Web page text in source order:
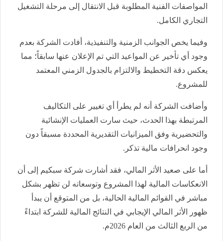
المواصفات الفنية المطلوبة قبل الانتقال إلى مرحلة التشغيل
التجاري الكامل.
وفيما يخص الجوانب الزمنية والتنفيذية، أفادت الشركة بعدم
وجود أي تأخير عن المواعيد التي تم الإعلان عنها سابقاً؛ مما
يعكس دقة التخطيط والالتزام بالجدول الزمني المعتمد
للمشروع.
وأضافت الشركة أنه لم يطرأ أي تغيير على التكاليف
المرتبطة بهذا الحدث، حيث سارت العمليات الإنشائية
والتحضيرية وفق الميزانيات التقديرية المحددة مسبقاً دون
وجود انحرافات مالية تذكر .
أما على صعيد الأثر المالي، فقد أشارت شركة سبكيم إلى أن
الانعكاسات المالية لهذا المشروع وتوسعاته لن تظهر بشكل
مباشر في القوائم المالية الحالية، بل من المتوقع أن يبدأ
ظهور الأثر المالي الإيجابي في النتائج المالية للشركة ابتداءً
من الربع الثالث من العام 2026م
.